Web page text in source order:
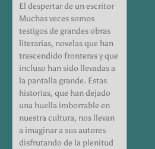
El despertar de un escritor
Muchas veces somos
testigos de grandes obras
literarias, novelas que han
trascendido fronteras y que
incluso han sido llevadas a
la pantalla grande. Estas
historias, que han dejado
una huella imborrable en
nuestra cultura, nos llevan
a imaginar a sus autores
disfrutando de la plenitud